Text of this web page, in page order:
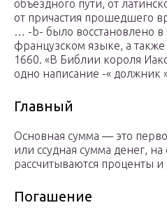
объездного пути, от
от причастия прошедшего
… -b- было восстановлено в
французском языке, а
1660. «В Библии короля
одно написание -« должник
Главный
Основная сумма — это
или ссудная сумма денег,
рассчитываются проценты и
Погашение